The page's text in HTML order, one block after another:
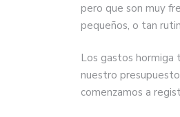
pero que son muy
pequeños, o tan
Los gastos hormiga
nuestro
comenzamos a